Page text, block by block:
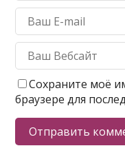
Сохраните моё
браузере для